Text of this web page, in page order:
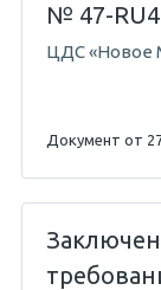
26.08.2013 —
№ 47-
ЦДС «Новое
Документ от